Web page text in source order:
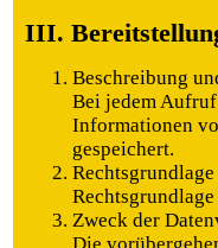
III.
Beschreibung
Bei jedem
Informationen
gespeichert.
Zweck der